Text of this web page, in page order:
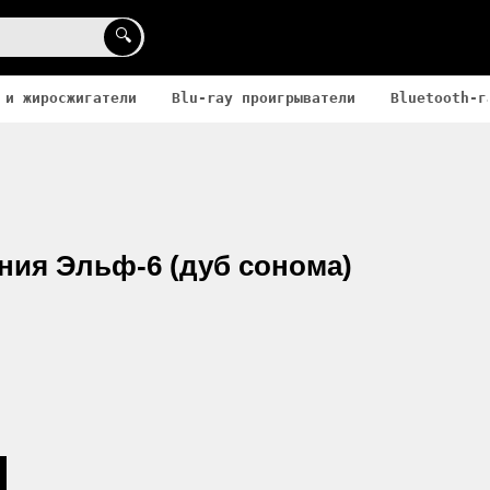
🔍
жиросжигатели Blu-ray проигрыватели Bluetooth-
Эльф-6 (дуб сонома)